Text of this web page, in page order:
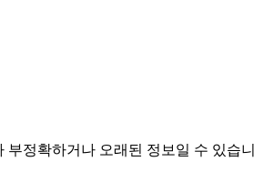
정확하거나 오래된 정보일 수 있습니